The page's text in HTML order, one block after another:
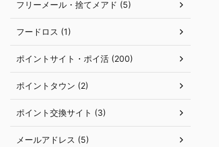
フリーメール・捨てメアド (5)
フードロス (1)
ポイントサイト・ポイ活 (200)
ポイントタウン (2)
ポイント交換サイト (3)
メールアドレス (5)